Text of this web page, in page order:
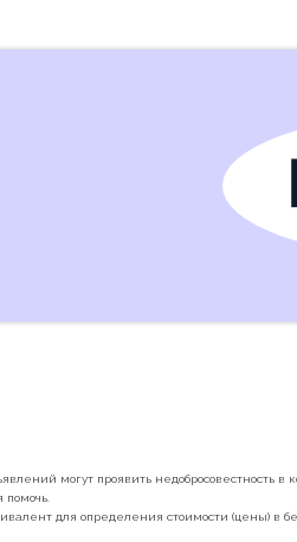
могут проявить недобросовестность в
помочь.
для определения стоимости (цены) в